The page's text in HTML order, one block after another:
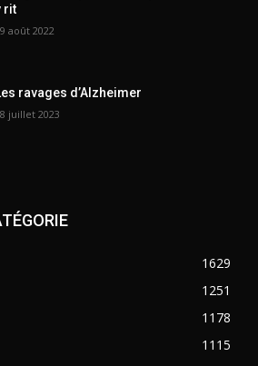
rit
août 2022
ravages d’Alzheimer
juillet 2023
1629
1251
1178
1115